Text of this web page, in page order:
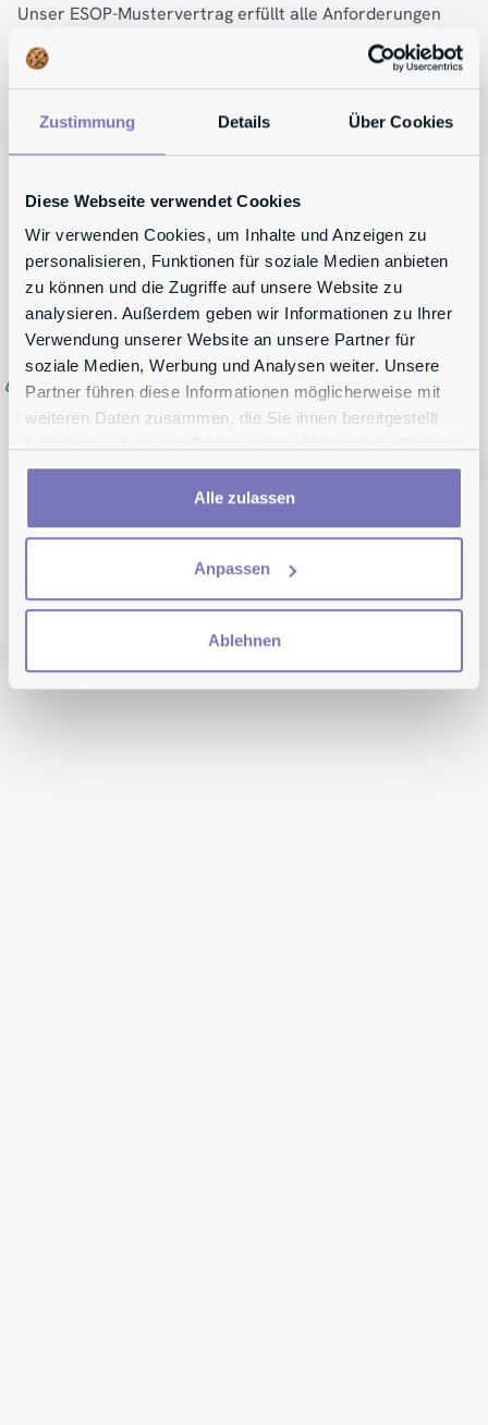
Zustimmung Details Über Cookies
Diese Webseite verwendet Cookies
Wir verwenden Cookies, um Inhalte und Anzeigen zu
personalisieren, Funktionen für soziale Medien anbieten
zu können und die Zugriffe auf unsere Website zu
analysieren. Außerdem geben wir Informationen zu Ihrer
Verwendung unserer Website an unsere Partner für
soziale Medien, Werbung und Analysen weiter. Unsere
Partner führen diese Informationen möglicherweise mit
weiteren Daten zusammen, die Sie ihnen bereitgestellt
gesammelt haben.
Alle zulassen
Anpassen
Ablehnen
Unser ESOP-Mustervertrag erfüllt alle Anforderungen